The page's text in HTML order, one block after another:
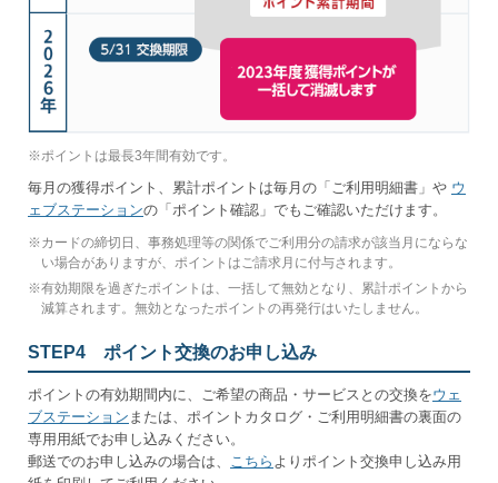
※ポイントは最長3年間有効です。
毎月の獲得ポイント、累計ポイントは毎月の「ご利用明細書」や ウ
ェブステーションの「ポイント確認」でもご確認いただけます。
※カードの締切日、事務処理等の関係でご利用分の請求が該当月にならな
い場合がありますが、ポイントはご請求月に付与されます。
※有効期限を過ぎたポイントは、一括して無効となり、累計ポイントから
減算されます。無効となったポイントの再発行はいたしません。
STEP4 ポイント交換のお申し込み
ポイントの有効期間内に、ご希望の商品・サービスとの交換をウェ
ブステーション または、ポイントカタログ・ご利用明細書の裏面の
専用用紙でお申し込みください。
郵送でのお申し込みの場合は、
こちら よりポイント交換申し込み用